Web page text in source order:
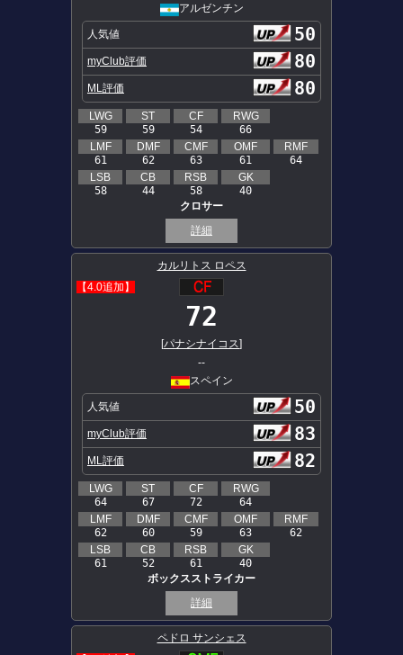
アルゼンチン
人気値 50
myClub評価 80
ML評価 80
LWG
59
ST
59
CF
54
RWG
66
LMF
61
DMF
62
CMF
63
OMF
61
RMF
64
LSB
58
CB
44
RSB
58
GK
40
クロサー
詳細
カルリトス ロペス
【4.0追加】
72
[パナシナイコス]
--
スペイン
人気値 50
myClub評価 83
ML評価 82
LWG
64
ST
67
CF
72
RWG
64
LMF
62
DMF
60
CMF
59
OMF
63
RMF
62
LSB
61
CB
52
RSB
61
GK
40
ボックスストライカー
詳細
ペドロ サンシェス